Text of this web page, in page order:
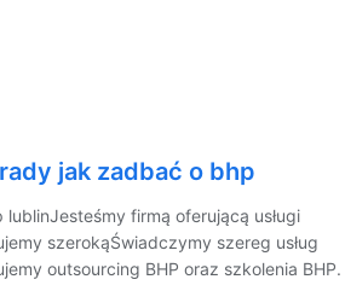
jak zadbać o bhp
lublinJesteśmy firmą oferującą usługi
szerokąŚwiadczymy szereg usług
outsourcing BHP oraz szkolenia BHP.